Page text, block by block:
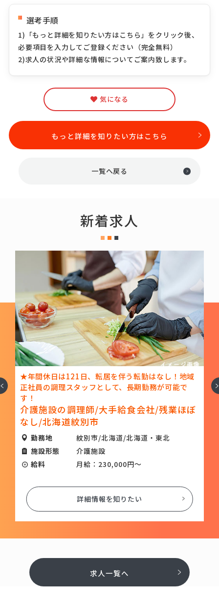
選考手順
1)「もっと詳細を知りたい方はこちら」をクリック後、
必要項目を入力してご登録ください（完全無料）
2)求人の状況や詳細な情報についてご案内致します。
気になる
もっと詳細を知りたい方はこちら
一覧へ戻る
新着求人
★年間休日は121日、転居を伴う転勤はなし！地域
正社員の調理スタッフとして、長期勤務が可能で
す！
介護施設の調理師/大手給食会社/残業ほぼ
なし/北海道紋別市
勤務地
紋別市/北海道/北海道・東北
施設形態
介護施設
給料
月給：230,000円～
詳細情報を知りたい
次
求人一覧へ